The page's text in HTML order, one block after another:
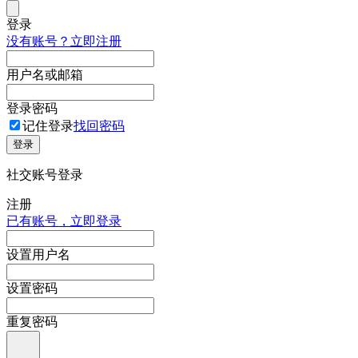
登录
没有账号？立即注册
用户名或邮箱
登录密码
记住登录找回密码
登录
社交账号登录
注册
已有账号，立即登录
设置用户名
设置密码
重复密码